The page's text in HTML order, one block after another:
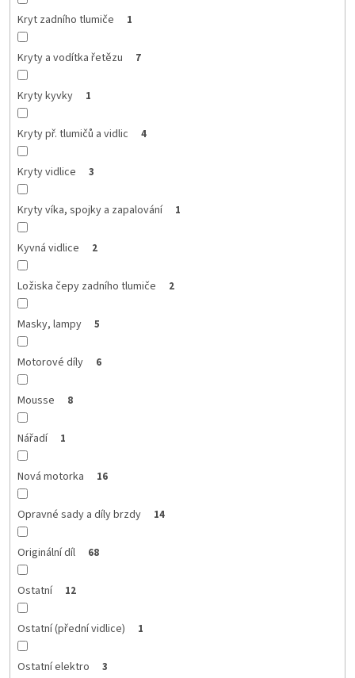
Kryt zadního tlumiče 1
Kryty a vodítka řetězu 7
Kryty kyvky 1
Kryty př. tlumičů a vidlic 4
Kryty vidlice 3
Kryty víka, spojky a zapalování 1
Kyvná vidlice 2
Ložiska čepy zadního tlumiče 2
Masky, lampy 5
Motorové díly 6
Mousse 8
Nářadí 1
Nová motorka 16
Opravné sady a díly brzdy 14
Originální díl 68
Ostatní 12
Ostatní (přední vidlice) 1
Ostatní elektro 3